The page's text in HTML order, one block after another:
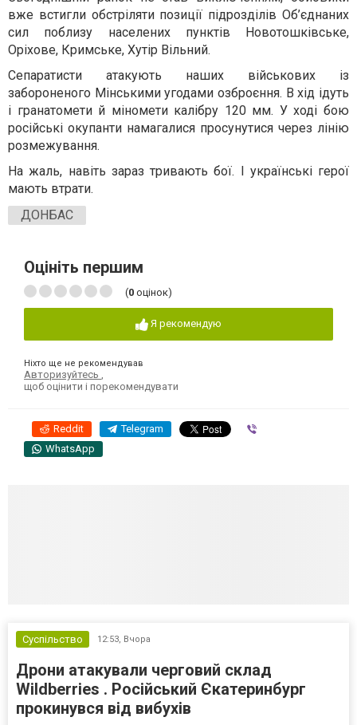
вже встигли обстріляти позиції підрозділів Об’єднаних
сил поблизу населених пунктів Новотошківське,
Оріхове, Кримське, Хутір Вільний.
Сепаратисти атакують наших військових із
забороненого Мінськими угодами озброєння. В хід ідуть
і гранатомети й міномети калібру 120 мм. У ході бою
російські окупанти намагалися просунутися через лінію
розмежування.
На жаль, навіть зараз тривають бої. І українські герої
мають втрати.
ДОНБАС
Оцініть першим
(0 оцінок)
Я рекомендую
Ніхто ще не рекомендував
Авторизуйтесь
щоб оцінити і порекомендувати
Reddit Telegram
WhatsApp
Суспільство 12:53, Вчора
Дрони атакували черговий склад
Wildberries . Російський Єкатеринбург
прокинувся від вибухів